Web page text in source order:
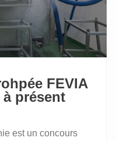
FEVIA
à présent
est un concours